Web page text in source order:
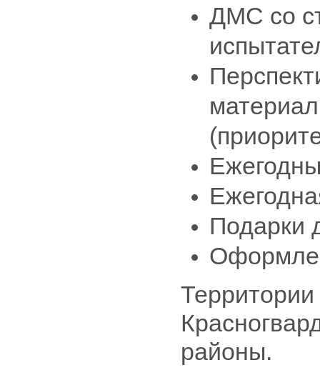
ДМС со
Подарки
Территории
районы.